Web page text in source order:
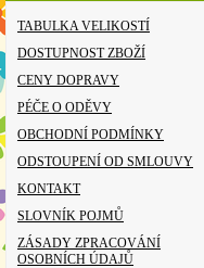
TABULKA VELIKOSTÍ
DOSTUPNOST ZBOŽÍ
CENY DOPRAVY
PÉČE O ODĚVY
OBCHODNÍ PODMÍNKY
ODSTOUPENÍ OD SMLOUVY
KONTAKT
SLOVNÍK POJMŮ
ZÁSADY ZPRACOVÁNÍ
OSOBNÍCH ÚDAJŮ